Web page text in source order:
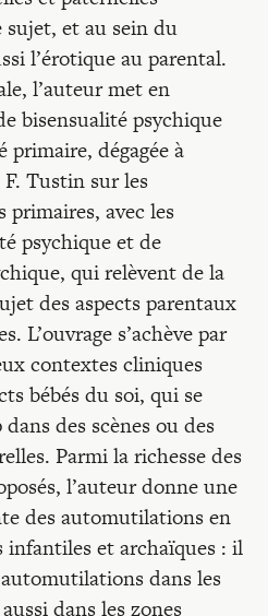
sujet, et au sein du
l’érotique au parental.
l’auteur met en
bisensualité psychique
dégagée à
Tustin sur les
primaires, avec les
psychique et de
qui relèvent de la
des aspects parentaux
L’ouvrage s’achève par
contextes cliniques
bébés du soi, qui se
des scènes ou des
Parmi la richesse des
l’auteur donne une
des automutilations en
infantiles et archaïques : il
dans les
dans les zones